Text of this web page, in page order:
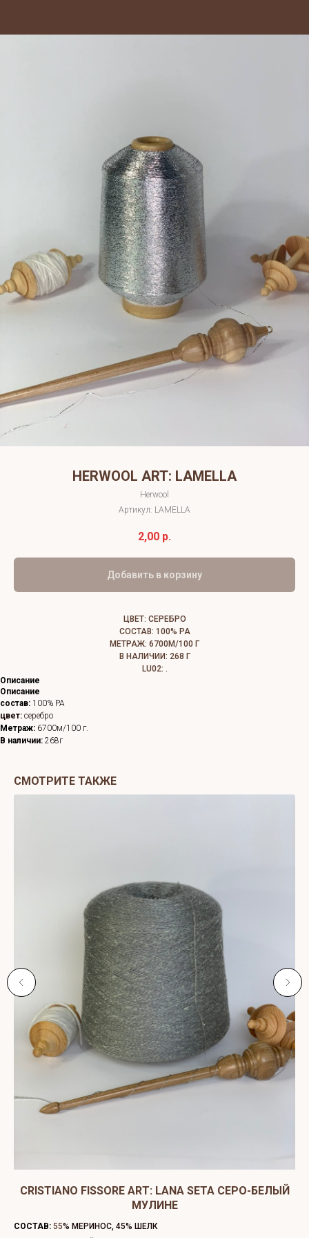
HERWOOL ART: LAMELLA
Herwool
Артикул: LAMELLA
2,00 р.
Добавить в корзину
ЦВЕТ: СЕРЕБРО
СОСТАВ: 100% РА
МЕТРАЖ: 6700М/100 Г
В НАЛИЧИИ: 268 Г
LU02: .
Описание
Описание
состав: 100% РА
цвет: серебро
Метраж: 6700м/100 г.
В наличии: 268г
СМОТРИТЕ ТАКЖЕ
CRISTIANO FISSORE ART: LANA SETA СЕРО-БЕЛЫЙ
МУЛИНЕ
СОСТАВ: 55% МЕРИНОС, 45% ШЕЛК